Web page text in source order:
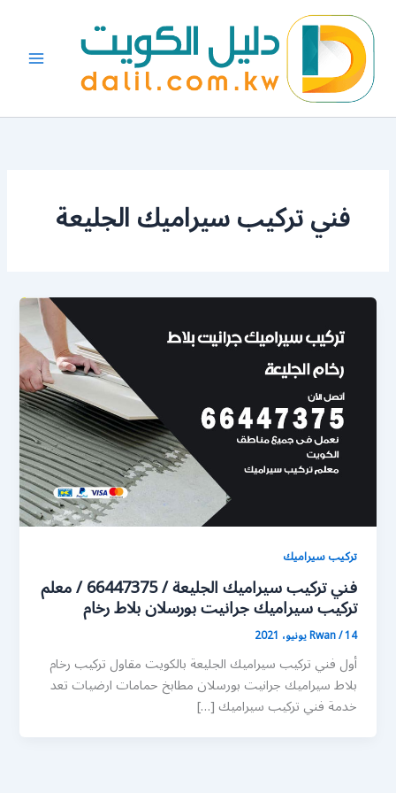
المحتوى
فني تركيب سيراميك الجليعة
تركيب سيراميك
فني تركيب سيراميك الجليعة / 66447375 / معلم
تركيب سيراميك جرانيت بورسلان بلاط رخام
Rwan/14 يونيو، 2021
أول فني تركيب سيراميك الجليعة بالكويت مقاول تركيب رخام
بلاط سيراميك جرانيت بورسلان مطابخ حمامات ارضيات تعد
خدمة فني تركيب سيراميك […]